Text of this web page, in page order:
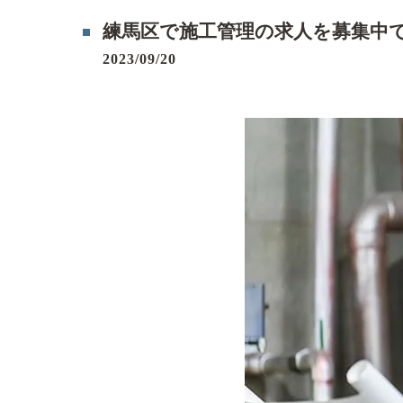
練馬区で施工管理の求人を募集中
2023/09/20